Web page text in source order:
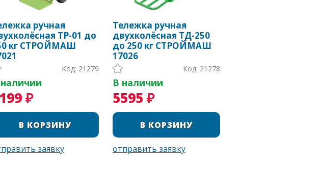
ручная
ТР-01 до
кг СТРОЙМАШ
Код: 21279
₽
Тележка ручная
двухколёсная ТД-250
до 250 кг СТРОЙМАШ
17026
Код: 21278
В наличии
5595 ₽